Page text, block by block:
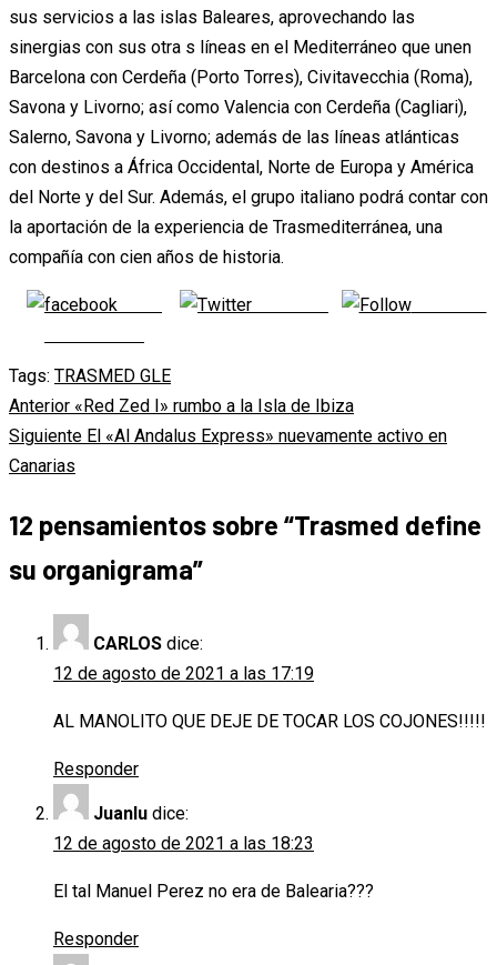
sus servicios a las islas Baleares, aprovechando las
sinergias con sus otra s líneas en el Mediterráneo que unen
Barcelona con Cerdeña (Porto Torres), Civitavecchia (Roma),
Savona y Livorno; así como Valencia con Cerdeña (Cagliari),
Salerno, Savona y Livorno; además de las líneas atlánticas
con destinos a África Occidental, Norte de Europa y América
del Norte y del Sur. Además, el grupo italiano podrá contar con
la aportación de la experiencia de Trasmediterránea, una
compañía con cien años de historia.
Follow us
Tags: TRASMED GLE
Navegación
de
Anterior «Red Zed I» rumbo a la Isla de Ibiza
Siguiente El «Al Andalus Express» nuevamente activo en
Canarias
12 pensamientos sobre “Trasmed define
su organigrama”
CARLOS dice:
12 de agosto de 2021 a las 17:19
AL MANOLITO QUE DEJE DE TOCAR LOS COJONES!!!!!
Responder
Juanlu dice:
12 de agosto de 2021 a las 18:23
El tal Manuel Perez no era de Balearia???
Responder